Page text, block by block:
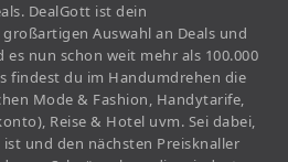
DealGott ist dein
Auswahl an Deals und
es nun schon weit mehr als 100.000
findest du im Handumdrehen die
Mode & Fashion, Handytarife,
Reise & Hotel uvm. Sei dabei,
und den nächsten Preisknaller